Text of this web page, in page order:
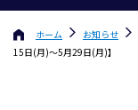
ホーム お知らせ
15日(月)〜5月29日(月)】